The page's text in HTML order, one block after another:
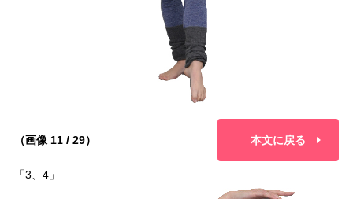
（画像 11 / 29） 本文に戻る
「3、4」